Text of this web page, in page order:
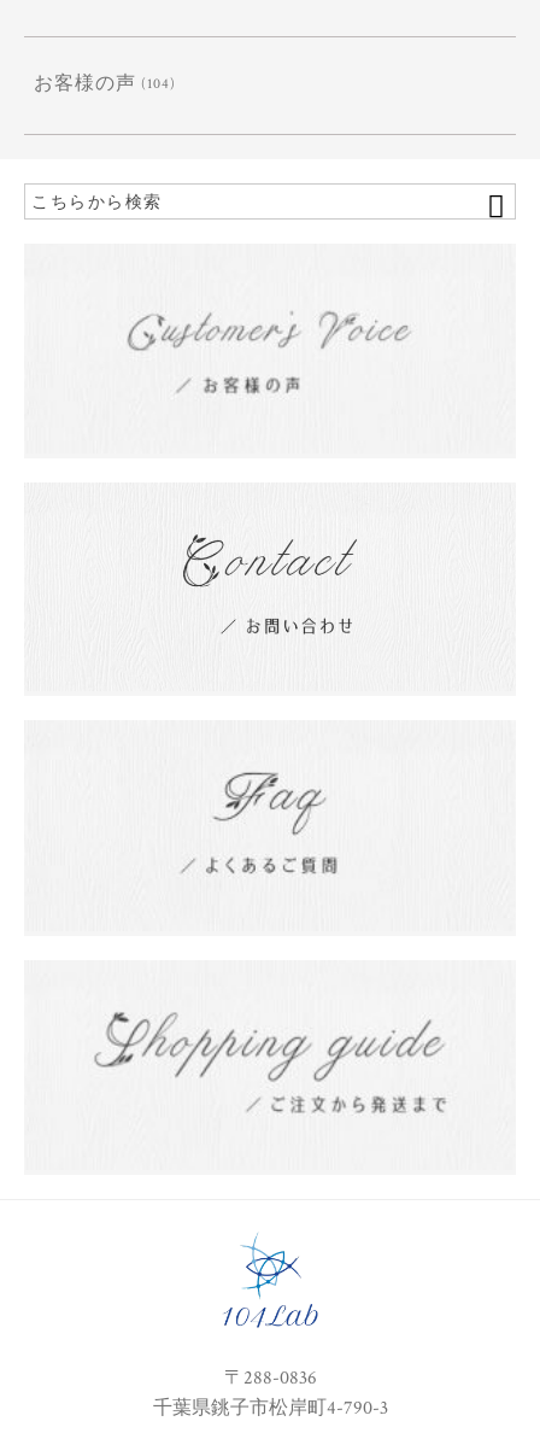
お客様の声 (104)
〒288-0836
千葉県銚子市松岸町4-790-3